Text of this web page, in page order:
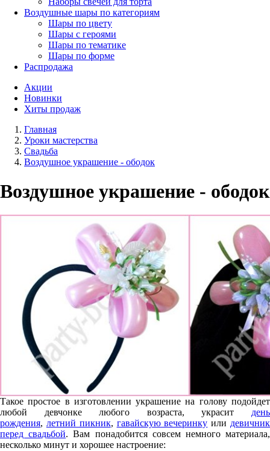
Воздушные шары по категориям
Шары по цвету
Шары с героями
Шары по тематике
Шары по форме
Распродажа
Акции
Новинки
Хиты продаж
Главная
Уроки мастерства
Свадьба
Воздушное украшение - ободок
Воздушное украшение - ободок
Такое простое в изготовлении украшение на голову подойдет
любой девчонке любого возраста, украсит день
рождения, летний пикник, гавайскую вечеринку илидевичник
перед свадьбой. Вам понадобится совсем немного материала,
несколько минут и хорошее настроение: